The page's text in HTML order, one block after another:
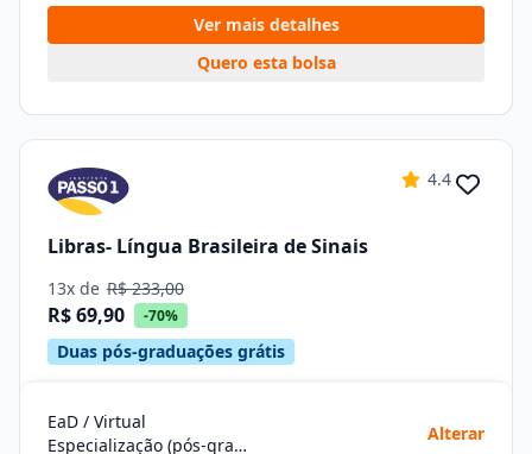
Ver mais detalhes
Quero esta bolsa
4.4
Libras- Língua Brasileira de Sinais
13x de R$ 233,00
R$ 69,90 -70%
Duas pós-graduações grátis
EaD / Virtual
Especialização (pós-graduação)
Alterar